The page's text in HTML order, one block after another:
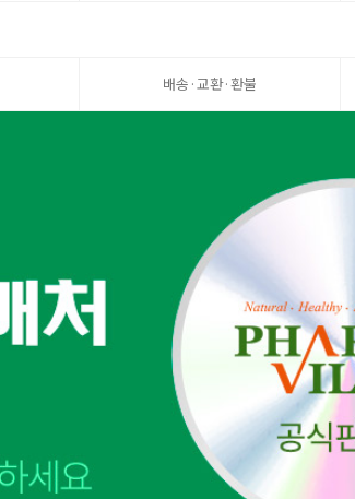
배송·교환·환불